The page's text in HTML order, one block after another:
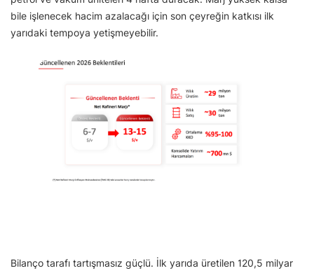
bile işlenecek hacim azalacağı için son çeyreğin katkısı ilk
yarıdaki tempoya yetişmeyebilir.
Bilanço tarafı tartışmasız güçlü. İlk yarıda üretilen 120,5 milyar